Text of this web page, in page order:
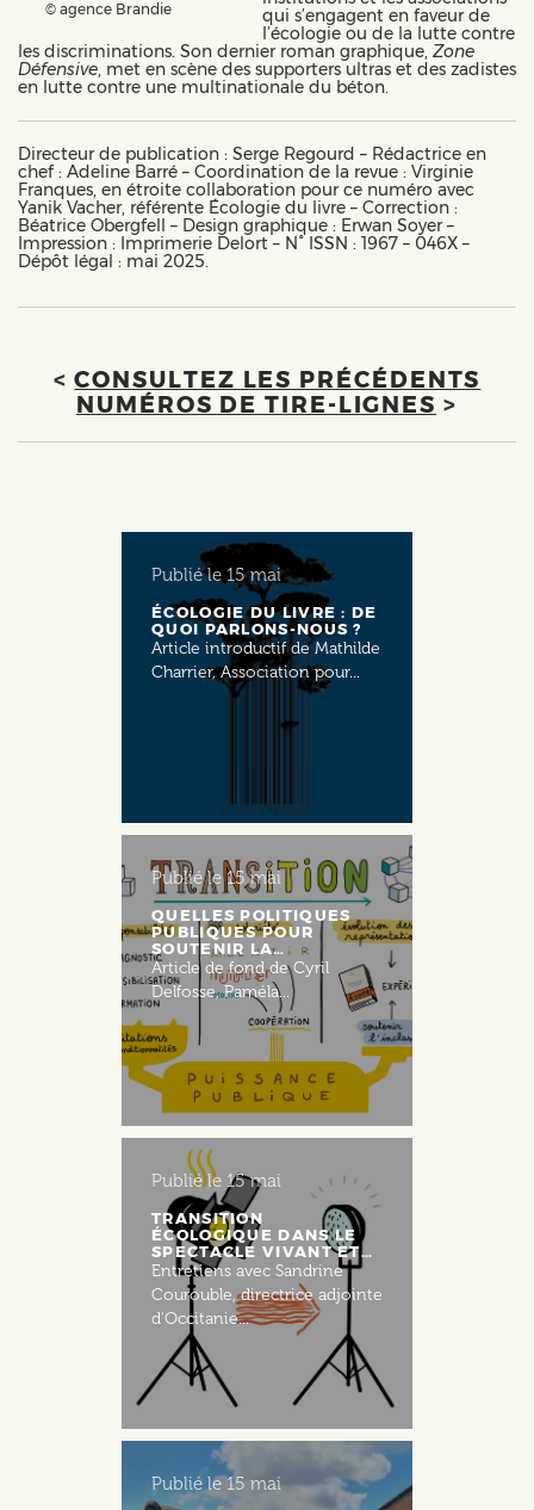
© agence Brandie
qui s’engagent en faveur de
l’écologie ou de la lutte contre
les discriminations. Son dernier roman graphique, Zone
Défensive, met en scène des supporters ultras et des zadistes
en lutte contre une multinationale du béton.
Directeur de publication : Serge Regourd – Rédactrice en
chef : Adeline Barré – Coordination de la revue : Virginie
Franques, en étroite collaboration pour ce numéro avec
Yanik Vacher, référente Écologie du livre – Correction :
Béatrice Obergfell – Design graphique : Erwan Soyer –
Impression : Imprimerie Delort – N° ISSN : 1967 – 046X –
Dépôt légal : mai 2025.
<CONSULTEZ LES PRÉCÉDENTS
NUMÉROS DE TIRE-LIGNES >
Publié le 15 mai
ÉCOLOGIE DU LIVRE : DE
QUOI PARLONS-NOUS ?
Article introductif de Mathilde
Charrier, Association pour...
Publié le15 mai
QUELLES POLITIQUES
PUBLIQUES POUR
SOUTENIR LA…
Article de fond de Cyril
Delfosse, Paméla...
Publié le 15 mai
TRANSITION
ÉCOLOGIQUE DANS LE
SPECTACLE VIVANT ET…
Entretiens avec Sandrine
Courouble, directrice adjointe
d'Occitanie...
Publié le15 mai